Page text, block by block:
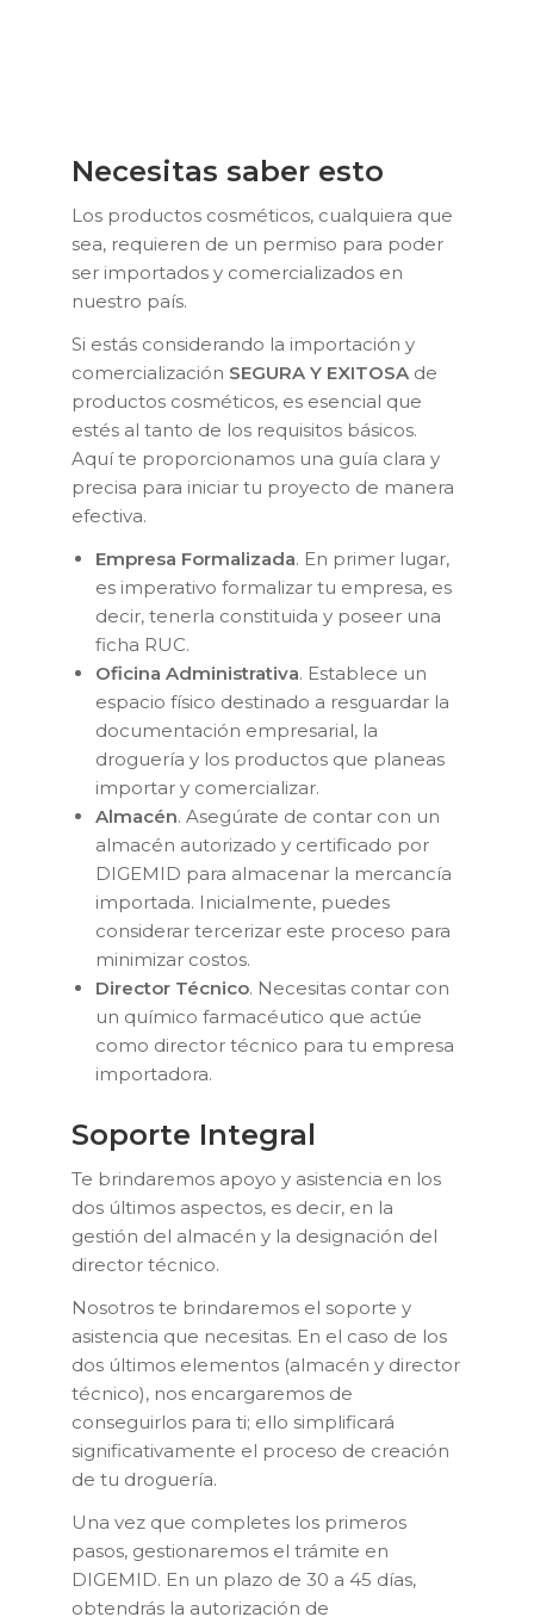
Necesitas saber esto
Los productos cosméticos, cualquiera que
sea, requieren de un permiso para poder
ser importados y comercializados en
nuestro país.
Si estás considerando la importación y
comercialización SEGURA Y EXITOSA de
productos cosméticos, es esencial que
estés al tanto de los requisitos básicos.
Aquí te proporcionamos una guía clara y
precisa para iniciar tu proyecto de manera
efectiva.
Empresa Formalizada. En primer lugar,
es imperativo formalizar tu empresa, es
decir, tenerla constituida y poseer una
ficha RUC.
Oficina Administrativa. Establece un
espacio físico destinado a resguardar la
documentación empresarial, la
droguería y los productos que planeas
importar y comercializar.
Almacén. Asegúrate de contar con un
almacén autorizado y certificado por
DIGEMID para almacenar la mercancía
importada. Inicialmente, puedes
considerar tercerizar este proceso para
minimizar costos.
Director Técnico. Necesitas contar con
un químico farmacéutico que actúe
como director técnico para tu empresa
importadora.
Soporte Integral
Te brindaremos apoyo y asistencia en los
dos últimos aspectos, es decir, en la
gestión del almacén y la designación del
director técnico.
Nosotros te brindaremos el soporte y
asistencia que necesitas. En el caso de los
dos últimos elementos (almacén y director
técnico), nos encargaremos de
conseguirlos para ti; ello simplificará
significativamente el proceso de creación
de tu droguería.
Una vez que completes los primeros
pasos, gestionaremos el trámite en
DIGEMID. En un plazo de 30 a 45 días,
obtendrás la autorización de